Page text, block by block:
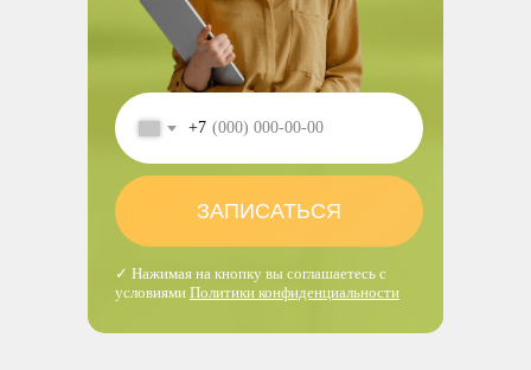
+7
ЗАПИСАТЬСЯ
✓ Нажимая на кнопку вы соглашаетесь с
условиями Политики конфиденциальности